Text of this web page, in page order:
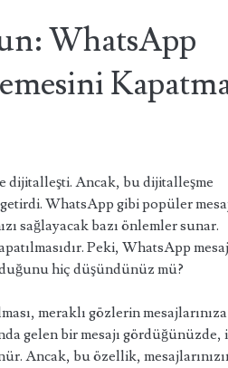
WhatsApp
dijitalleşti. Ancak, bu dijitalleşme
WhatsApp gibi popüler
sağlayacak bazı önlemler sunar.
Peki, WhatsApp
hiç düşündünüz mü?
meraklı gözlerin
gelen bir mesajı gördüğünüzde,
Ancak, bu özellik,